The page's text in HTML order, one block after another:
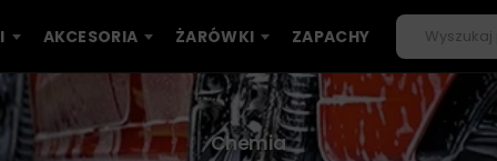
AKCESORIA ŻARÓWKI ZAPACHY
Chemia